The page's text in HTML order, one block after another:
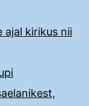
ajal kirikus nii